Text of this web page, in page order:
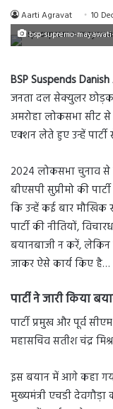
Aarti Agravat 10
bsp-supremo-
BSP Suspends Danish
जनता दल सेक्युलर
अमरोहा लोकसभा सीट से
एक्शन लेते हुए उन्हें पार्टी
2024 लोकसभा चुनाव से
बीएसपी सुप्रीमो की
कि उन्हें कई बार
पार्टी की नीतियों,
बयानबाजी न करें, लेकिन
जाकर ऐसे कार्य किए है…
पार्टी ने जारी किया
पार्टी प्रमुख और पूर्व
महासचिव सतीश चंद्र
इस बयान में आगे कहा
मुख्यमंत्री एचडी